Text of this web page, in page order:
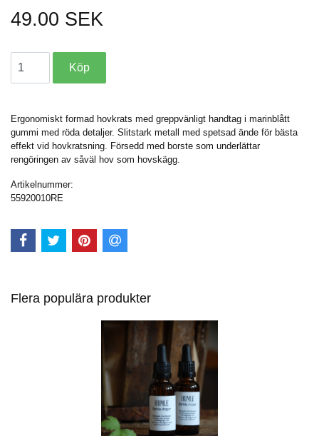
49.00 SEK
Ergonomiskt formad hovkrats med greppvänligt handtag i marinblått
gummi med röda detaljer. Slitstark metall med spetsad ände för bästa
effekt vid hovkratsning. Försedd med borste som underlättar
rengöringen av såväl hov som hovskägg.
Artikelnummer:
55920010RE
Flera populära produkter